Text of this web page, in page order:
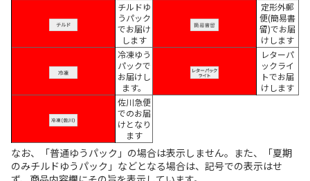
チルドゆ
うパック
でお届け
します
定形外郵
便(簡易書
留)でお届
けします
冷凍ゆう
パックで
お届けし
ます。
レターパ
ックライ
トでお届
けします
佐川急便
でのお届
けとなり
ます
なお、「普通ゆうパック」の場合は表示しません。また、「夏期
のみチルドゆうパック」などとなる場合は、記号での表示はせ